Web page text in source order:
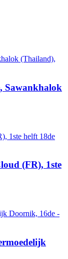
Sawankhalok
(FR), 1ste